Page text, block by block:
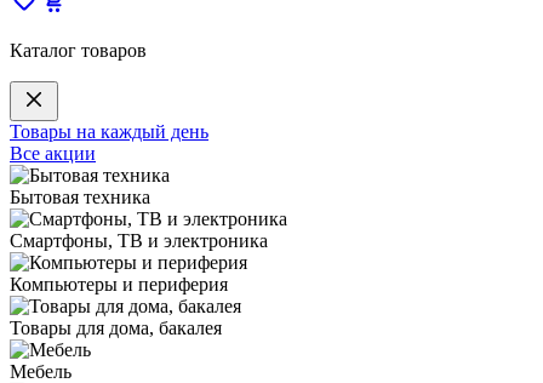
Каталог товаров
Товары на каждый день
Все акции
Бытовая техника
Смартфоны, ТВ и электроника
Компьютеры и периферия
Товары для дома, бакалея
Мебель